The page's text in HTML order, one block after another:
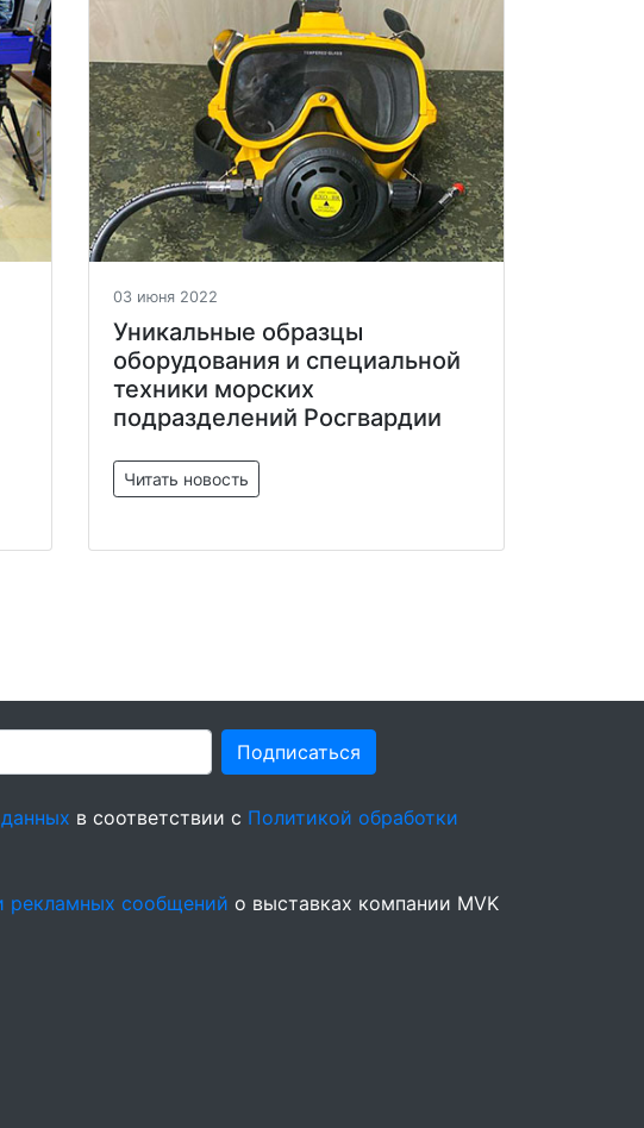
03 июня 2022
Уникальные образцы
оборудования и специальной
техники морских
подразделений Росгвардии
Читать новость
Подписаться
в соответствии с Политикой обработки
рекламных сообщений о выставках компании MVK